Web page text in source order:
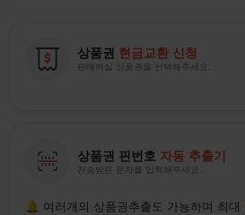
상품권 현금교환 신청
판매하실 상품권을 선택해주세요.
상품권 핀번호 자동 추출기
전송받은 문자를 입력해주세요.
🔔 여러개의 상품권추출도 가능하며 최대